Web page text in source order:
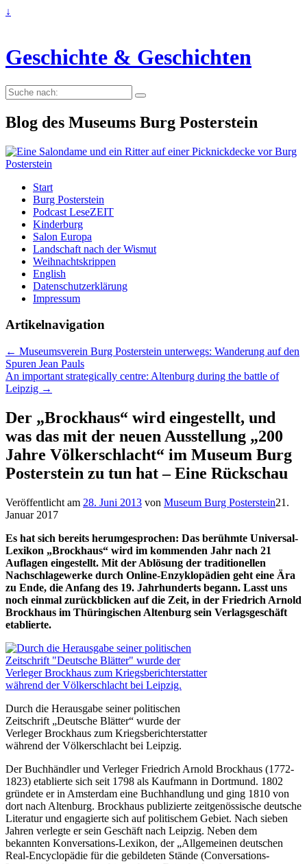
↓
Geschichte & Geschichten
Suche
nach:
Blog des Museums Burg Posterstein
Start
Burg Posterstein
Podcast LeseZEIT
Kinderburg
Salon Europa
Landschaft nach der Wismut
Weihnachtskrippen
English
Datenschutzerklärung
Impressum
Artikelnavigation
← Museumsverein Burg Posterstein unterwegs: Wanderung auf den
Spuren Jean Pauls
An important strategically centre: Altenburg during the battle of
Leipzig →
Der „Brockhaus“ wird eingestellt, und
was das mit der neuen Ausstellung „200
Jahre Völkerschlacht“ im Museum Burg
Posterstein zu tun hat – Eine Rückschau
Veröffentlicht am 28. Juni 2013 von Museum Burg Posterstein21.
Januar 2017
Es hat sich bereits herumgesprochen: Das berühmte Universal-
Lexikon „Brockhaus“ wird im kommenden Jahr nach 21
Auflagen eingestellt. Mit der Ablösung der traditionellen
Nachschlagewerke durch Online-Enzyklopädien geht eine Ära
zu Ende, die Anfang des 19. Jahrhunderts begann. Lasst uns
noch einmal zurückblicken auf die Zeit, in der Friedrich Arnold
Brockhaus im Thüringischen Altenburg sein Verlagsgeschäft
etablierte.
Durch die Herausgabe seiner politischen
Zeitschrift „Deutsche Blätter“ wurde der
Verleger Brockhaus zum Kriegsberichterstatter
während der Völkerschlacht bei Leipzig.
Der Buchhändler und Verleger Friedrich Arnold Brockhaus (1772-
1823) etablierte sich seit 1798 als Kaufmann in Dortmund. 1802
gründete er in Amsterdam eine Buchhandlung und ging 1810 von
dort nach Altenburg. Brockhaus publizierte zeitgenössische deutsche
Literatur und engagierte sich auf politischem Gebiet. Nach sieben
Jahren verlegte er sein Geschäft nach Leipzig. Neben dem
bekannten Konversations-Lexikon, der „Allgemeinen deutschen
Real-Encyclopädie für die gebildeten Stände (Conversations-